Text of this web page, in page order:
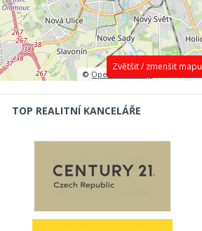
Zvětšit / zmenšit mapu
©OpenStreetMap contributors.
TOP REALITNÍ KANCELÁŘE